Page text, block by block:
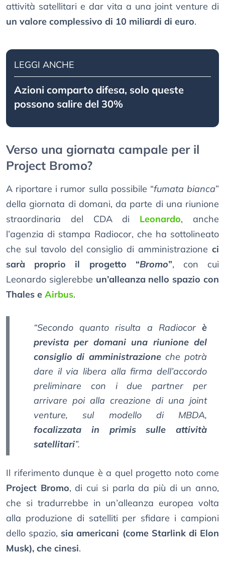
attività satellitari e dar vita a una joint venture di
un valore complessivo di 10 miliardi di euro.
LEGGI ANCHE
Azioni comparto difesa, solo queste
possono salire del 30%
Verso una giornata campale per il
Project Bromo?
A riportare i rumor sulla possibile “fumata bianca”
della giornata di domani, da parte di una riunione
straordinaria del CDA di Leonardo, anche
l’agenzia di stampa Radiocor, che ha sottolineato
che sul tavolo del consiglio di amministrazione ci
sarà proprio il progetto “Bromo”, con cui
Leonardo siglerebbe un’alleanza nello spazio con
Thales e Airbus.
“Secondo quanto risulta a Radiocor è
prevista per domani una riunione del
consiglio di amministrazioneche potrà
dare il via libera alla firma dell’accordo
preliminare con i due partner per
arrivare poi alla creazione di una joint
venture, sul modello di MBDA,
focalizzata in primis sulle attività
satellitari”.
Il riferimento dunque è a quel progetto noto come
Project Bromo, di cui si parla da più di un anno,
che si tradurrebbe in un’alleanza europea volta
alla produzione di satelliti per sfidare i campioni
dello spazio, sia americani (come Starlink di Elon
Musk), che cinesi.